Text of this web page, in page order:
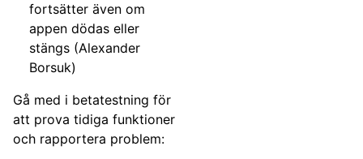
fortsätter även om
appen dödas eller
stängs (Alexander
Borsuk)
Gå med i betatestning för
att prova tidiga funktioner
och rapportera problem: